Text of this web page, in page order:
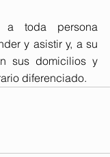
a toda persona
y asistir y, a su
sus domicilios y
diferenciado.